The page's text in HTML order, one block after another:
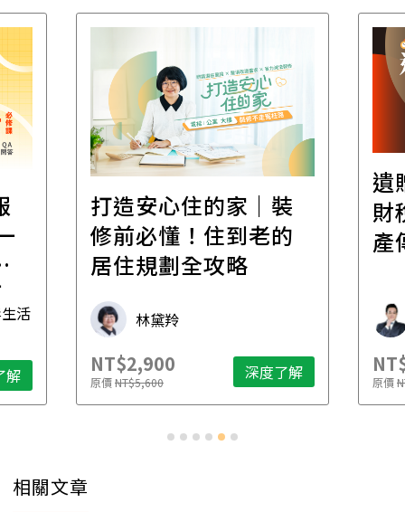
活
解
打造安心住的家｜裝
修前必懂！住到老的
居住規劃全攻略
林黛羚
NT$2,900
原價NT$5,600 深度了解
遺
財
產
原價
相關文章